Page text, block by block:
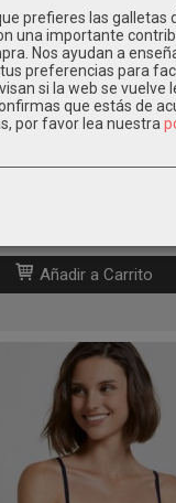
Añadir a Carrito
prefieres las galletas
una importante
Nos ayudan a
preferencias para
si la web se vuelve
que estás de
por favor lea nuestra